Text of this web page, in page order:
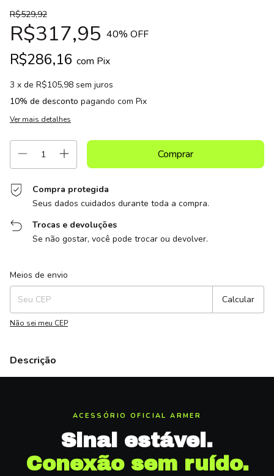
R$529,92
R$317,95 40% OFF
R$286,16 com Pix
3 x de R$105,98 sem juros
10% de desconto pagando com Pix
Ver mais detalhes
Compra protegida
Seus dados cuidados durante toda a compra.
Trocas e devoluções
Se não gostar, você pode trocar ou devolver.
Entregas para o CEP:
Meios de envio
Calcular
Não sei meu CEP
Descrição
ACESSÓRIO OFICIAL ARMER
Sinal estável.
Conexão sem ruído.